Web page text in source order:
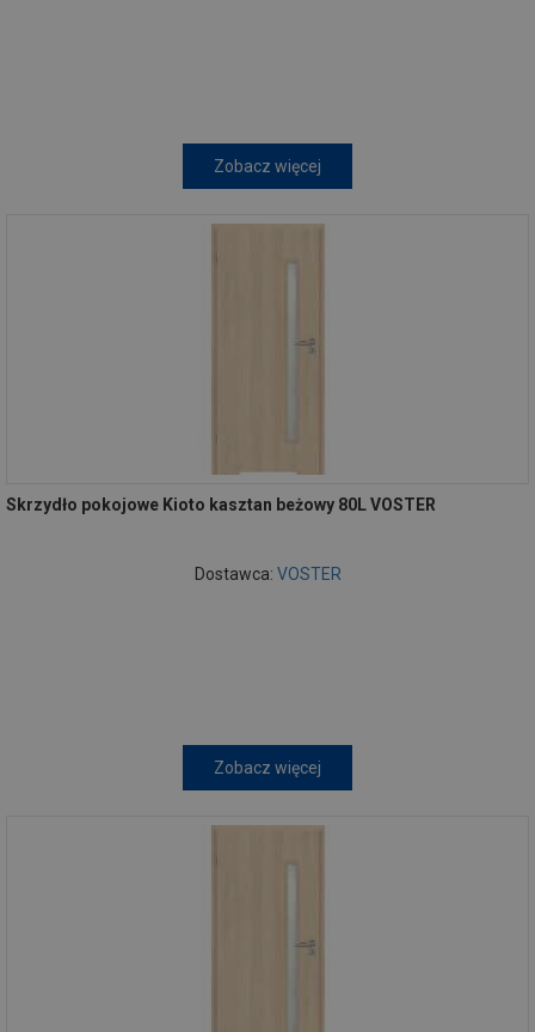
Zobacz więcej
Skrzydło pokojowe Kioto kasztan beżowy 80L VOSTER
Dostawca: VOSTER
Zobacz więcej